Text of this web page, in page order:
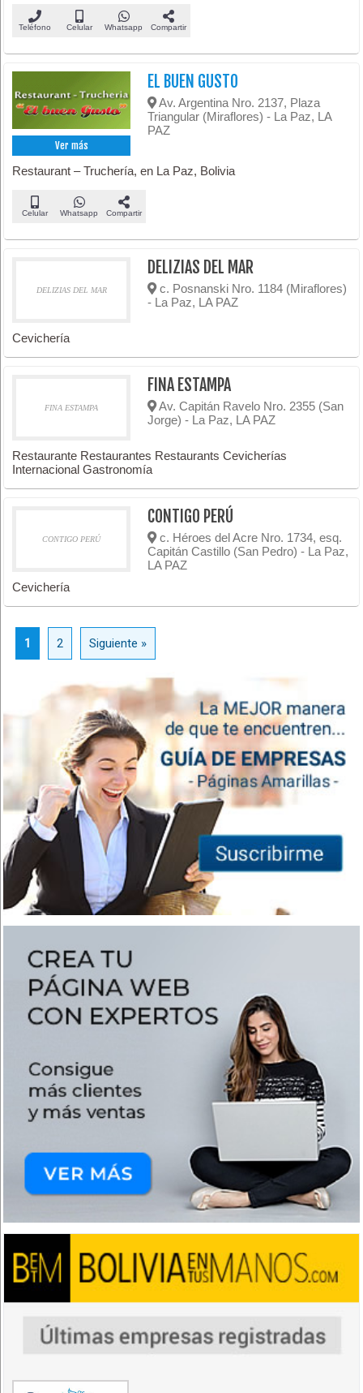
Teléfono Celular Whatsapp Compartir
Ver más
EL BUEN GUSTO
Av. Argentina Nro. 2137, Plaza
Triangular (Miraflores) - La Paz, LA
PAZ
Restaurant – Truchería, en La Paz, Bolivia
Celular Whatsapp Compartir
DELIZIAS DEL MAR
DELIZIAS DEL MAR
c. Posnanski Nro. 1184 (Miraflores)
- La Paz, LA PAZ
Cevichería
FINA ESTAMPA
FINA ESTAMPA
Av. Capitán Ravelo Nro. 2355 (San
Jorge) - La Paz, LA PAZ
Restaurante Restaurantes Restaurants Cevicherías
Internacional Gastronomía
CONTIGO PERÚ
CONTIGO PERÚ
c. Héroes del Acre Nro. 1734, esq.
Capitán Castillo (San Pedro) - La Paz,
LA PAZ
Cevichería
1 2 Siguiente »